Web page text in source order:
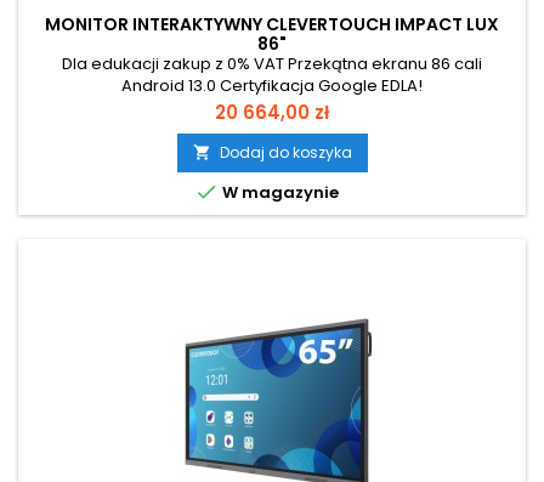
MONITOR INTERAKTYWNY CLEVERTOUCH IMPACT LUX
86"
Dla edukacji zakup z 0% VAT Przekątna ekranu 86 cali
Android 13.0 Certyfikacja Google EDLA!
Cena
20 664,00 zł
 Dodaj do koszyka
 W magazynie